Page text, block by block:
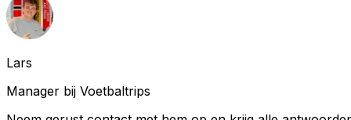
Lars
Manager bij Voetbaltrips